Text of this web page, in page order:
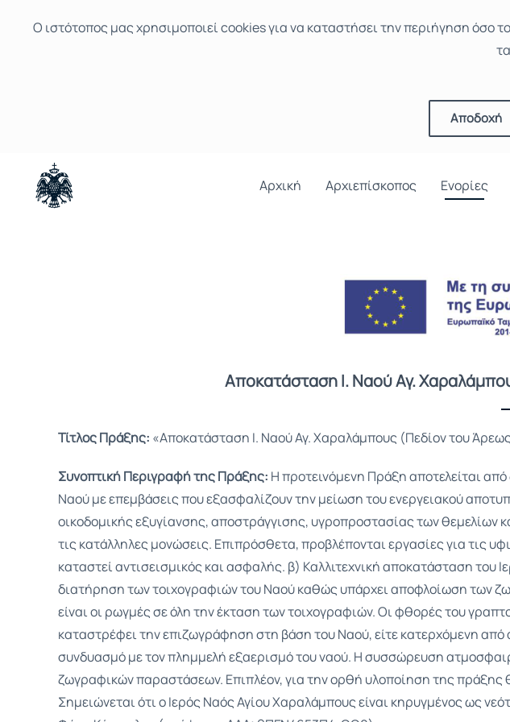
Ο ιστότοπoς μας χρησιμοποιεί cookies για να καταστήσει την περιήγηση όσο
Αποδοχή
Αρχική Αρχιεπίσκοπος Ενορίες
Αποκατάσταση Ι. Ναού Αγ.
Τίτλος Πράξης: «Αποκατάσταση Ι. Ναού Αγ. Χαραλάμπους (Πεδίον του
Συνοπτική Περιγραφή της Πράξης: Η προτεινόμενη Πράξη αποτελείται
Ναού με επεμβάσεις που εξασφαλίζουν την μείωση του ενεργειακού
οικοδομικής εξυγίανσης, αποστράγγισης, υγροπροστασίας των
τις κατάλληλες μονώσεις. Επιπρόσθετα, προβλέπονται εργασίες για τις
καταστεί αντισεισμικός και ασφαλής. β) Καλλιτεχνική αποκατάσταση του
διατήρηση των τοιχογραφιών του Ναού καθώς υπάρχει αποφλοίωση των
είναι οι ρωγμές σε όλη την έκταση των τοιχογραφιών. Οι φθορές του
καταστρέφει την επιζωγράφηση στη βάση του Ναού, είτε κατερχόμενη
συνδυασμό με τον πλημμελή εξαερισμό του ναού. Η συσσώρευση
ζωγραφικών παραστάσεων. Επιπλέον, για την ορθή υλοποίηση της πράξης
Σημειώνεται ότι ο Ιερός Ναός Αγίου Χαραλάμπους είναι κηρυγμένος ως